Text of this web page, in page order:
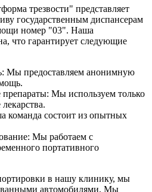
трезвости" представляет
государственным диспансерам
номер "03". Наша
что гарантирует следующие
Мы предоставляем анонимную
Мы используем только
команда состоит из опытных
Мы работаем с
портативного
в нашу клинику, мы
автомобилями. Мы